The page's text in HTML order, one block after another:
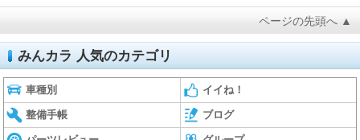
ページの先頭へ ▲
みんカラ 人気のカテゴリ
車種別 イイね！
整備手帳 ブログ